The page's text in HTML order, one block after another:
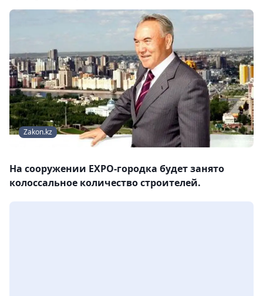
Zakon.kz
На сооружении EXPO-городка будет занято
колоссальное количество строителей.